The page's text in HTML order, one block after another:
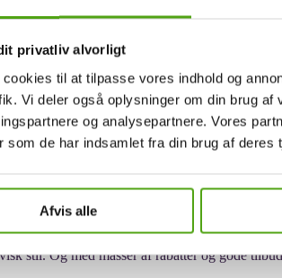
privatliv alvorligt
cookies til at tilpasse vores indhold og
Vi deler også oplysninger om din brug
og analysepartnere. Vores
som de har indsamlet fra din brug af deres
Afvis alle
siden sine beskedne begyndelser. I dag kan
verden over. Hvert design bygger på
smukke kollektioner, men også den klare
hos dem, der værdsætter ægte
med sine farverige prints og fine detaljer
stil. Og med masser af rabatter og gode